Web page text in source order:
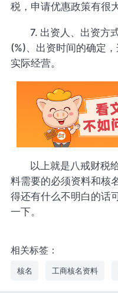
税，申请优惠政策有很
7. 出资人、出资方
(%)、出资时间的确定
实际经营。
以上就是八戒财税
料需要的必须资料和核
得还有什么不明白的话
一下。
相关标签：
核名 工商核名资料